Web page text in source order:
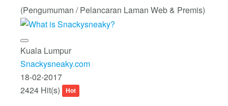
(Pengumuman / Pelancaran Laman Web & Premis)
Kuala Lumpur
Snackysneaky.com
18-02-2017
2424 Hit(s)
Hot